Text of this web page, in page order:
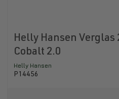
Helly Hansen Verglas
Cobalt 2.0
Helly Hansen
P14456